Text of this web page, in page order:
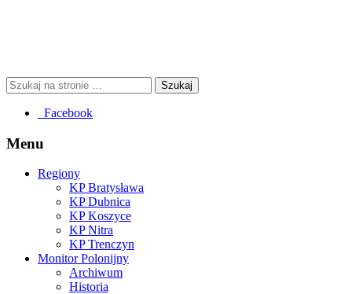
Facebook
Menu
Regiony
KP Bratysława
KP Dubnica
KP Koszyce
KP Nitra
KP Trenczyn
Monitor Polonijny
Archiwum
Historia